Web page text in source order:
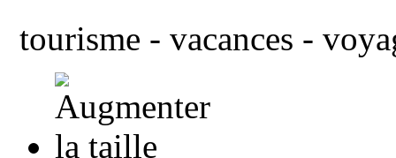
tourisme - vacances -